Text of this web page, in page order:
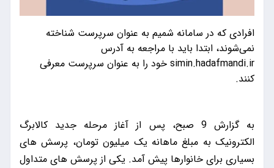
افرادی که در سامانه شمیم به عنوان سرپرست شناخته
نمی‌شوند، ابتدا باید با مراجعه به آدرس
simin.hadafmandi.ir خود را به عنوان سرپرست معرفی
کنند.
به گزارش 9 صبح، پس از آغاز مرحله جدید کالابرگ
الکترونیک به مبلغ ماهانه یک میلیون تومان، پرسش های
بسیاری برای خانوارها پیش آمد. یکی از پرسش های متداول